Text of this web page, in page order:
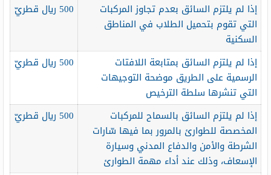
إذا لم يلتزم السائق بعدم تجاوز المركبات
التي تقوم بتحميل الطلاب في المناطق
السكنية
500 ريال قطريّ
إذا لم يلتزم السائق بمتابعة اللافتات
الرسمية على الطريق موضحة التوجيهات
التي تنشرها سلطة الترخيص
500 ريال قطريّ
إذا لم يلتزم السائق بالسماح للمركبات
المخصصة للطوارئ بالمرور بما فيها سّارات
الشرطة والأمن والدفاع المدني وسيارة
الإسعاف، وذلك عند أداء مهمة الطوارئ
500 ريال قطريّ